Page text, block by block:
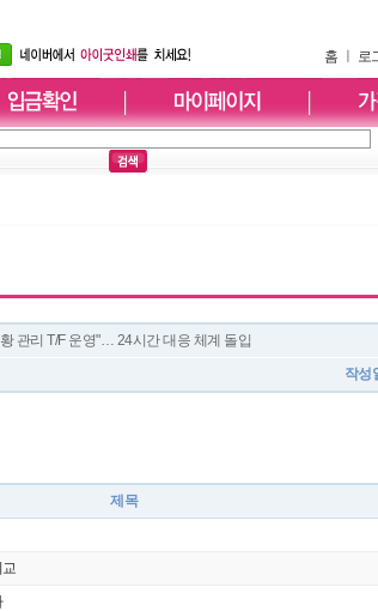
홈 로
관리 T/F 운영"… 24시간 대응 체계 돌입
작성
제목